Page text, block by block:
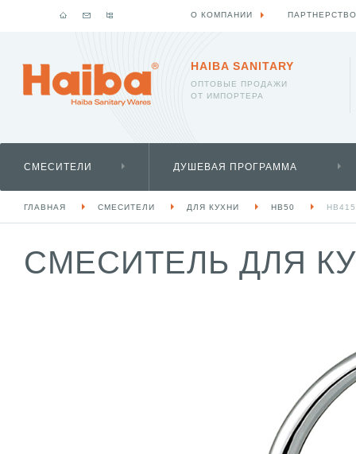
HAIBA SANITARY
ОПТОВЫЕ ПРОДАЖИ
ОТ ИМПОРТЕРА
СМЕСИТЕЛИ ДУШЕВАЯ ПРОГРАММА
ГЛАВНАЯ СМЕСИТЕЛИ ДЛЯ КУХНИ HB50
СМЕСИТЕЛЬ ДЛЯ
О КОМПАНИИ ПАРТНЕРСТВО